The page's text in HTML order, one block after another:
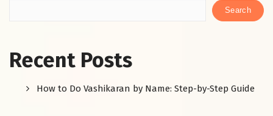
Search
Recent Posts
How to Do Vashikaran by Name: Step-by-Step Guide